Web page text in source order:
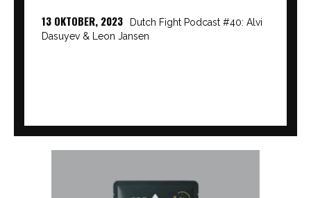
13 OKTOBER, 2023
Dutch Fight Podcast #40: Alvi
Dasuyev & Leon Jansen